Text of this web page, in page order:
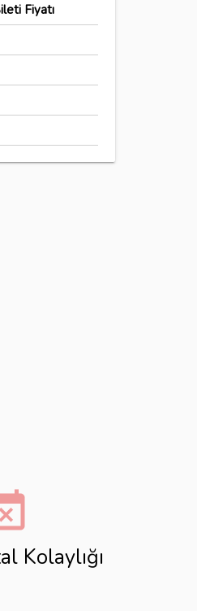
Fiyatı
Kolaylığı